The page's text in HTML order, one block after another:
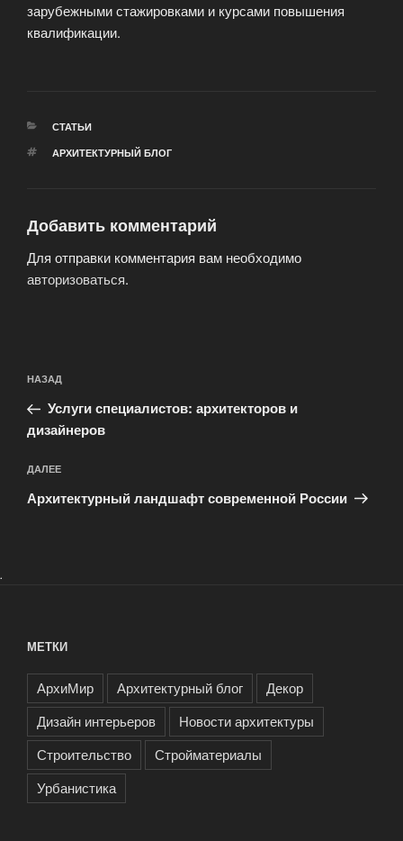
зарубежными стажировками и курсами повышения
квалификации.
РУБРИКИ
СТАТЬИ
МЕТКИ
АРХИТЕКТУРНЫЙ БЛОГ
Добавить комментарий
Для отправки комментария вам необходимо
авторизоваться.
по
записям
Предыдущая
запись:
НАЗАД
Услуги специалистов: архитекторов и
дизайнеров
Следующая
запись
ДАЛЕЕ
Архитектурный ландшафт современной России
.
МЕТКИ
АрхиМир Архитектурный блог
Декор
Дизайн интерьеров
Новости архитектуры
Строительство
Стройматериалы
Урбанистика